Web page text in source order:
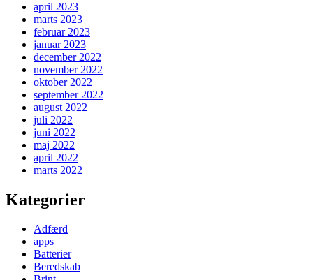
april 2023
marts 2023
februar 2023
januar 2023
december 2022
november 2022
oktober 2022
september 2022
august 2022
juli 2022
juni 2022
maj 2022
april 2022
marts 2022
Kategorier
Adfærd
apps
Batterier
Beredskab